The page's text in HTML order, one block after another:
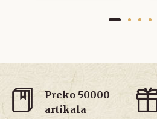
Preko 50000
artikala